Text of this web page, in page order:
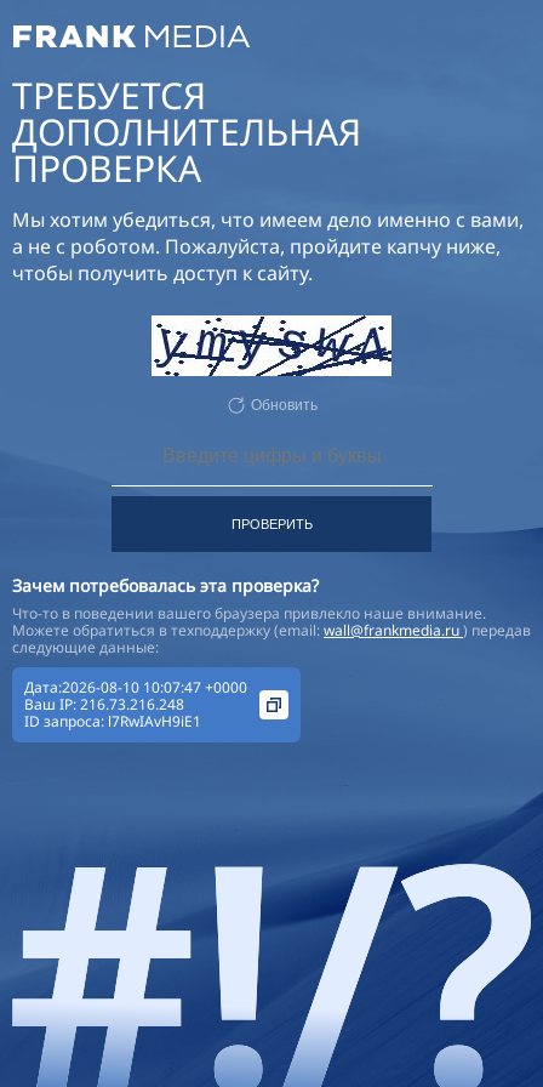
ТРЕБУЕТСЯ
ДОПОЛНИТЕЛЬНАЯ
ПРОВЕРКА
Мы хотим убедиться, что имеем дело именно с вами,
а не с роботом. Пожалуйста, пройдите капчу ниже,
чтобы получить доступ к сайту.
Обновить
ПРОВЕРИТЬ
Зачем потребовалась эта проверка?
Что-то в поведении вашего браузера привлекло наше внимание.
Можете обратиться в техподдержку (email:wall@frankmedia.ru) передав
следующие данные:
Дата:2026-08-10 10:07:47 +0000
Ваш IP:216.73.216.248
ID запроса: l7RwIAvH9iE1